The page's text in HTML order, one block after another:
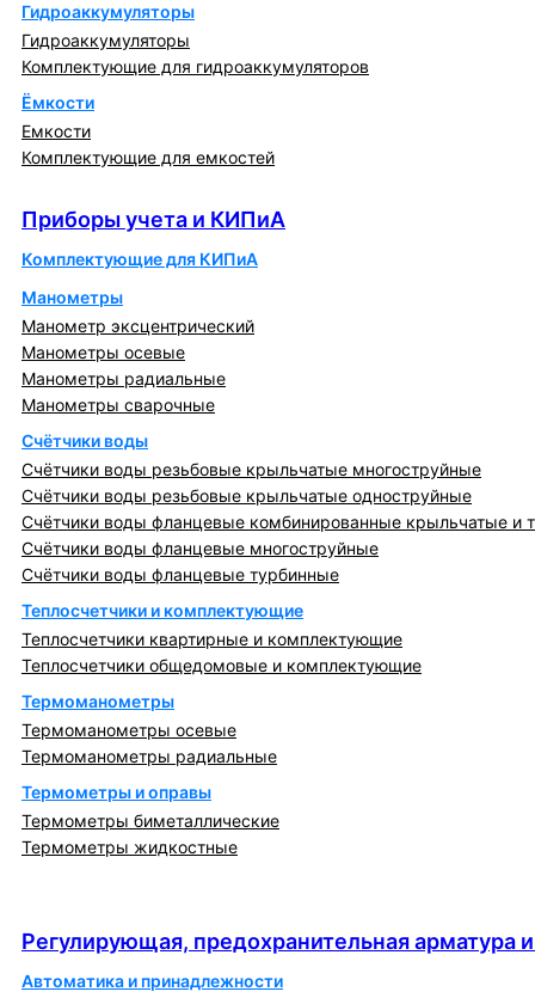
Гидроаккумуляторы
Гидроаккумуляторы
Комплектующие для гидроаккумуляторов
Ёмкости
Емкости
Комплектующие для емкостей
Приборы учета и КИПиА
Комплектующие для КИПиА
Манометры
Манометр эксцентрический
Манометры осевые
Манометры радиальные
Манометры сварочные
Счётчики воды
Счётчики воды резьбовые крыльчатые многоструйные
Счётчики воды резьбовые крыльчатые одноструйные
Счётчики воды фланцевые комбинированные крыльчатые и
Счётчики воды фланцевые многоструйные
Счётчики воды фланцевые турбинные
Теплосчетчики и комплектующие
Теплосчетчики квартирные и комплектующие
Теплосчетчики общедомовые и комплектующие
Термоманометры
Термоманометры осевые
Термоманометры радиальные
Термометры и оправы
Термометры биметаллические
Термометры жидкостные
Регулирующая, предохранительная арматура
Автоматика и принадлежности